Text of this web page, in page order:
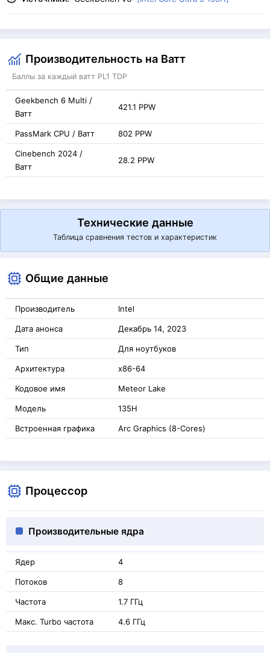
Производительность на Ватт
Баллы за каждый ватт PL1 TDP
Geekbench 6 Multi /
Ватт
421.1 PPW
PassMark CPU / Ватт 802 PPW
Cinebench 2024 /
Ватт
28.2 PPW
Технические данные
Таблица сравнения тестов и характеристик
Общие данные
Производитель Intel
Дата анонса Декабрь 14, 2023
Тип Для ноутбуков
Архитектура x86-64
Кодовое имя Meteor Lake
Модель 135H
Встроенная графика Arc Graphics (8-Cores)
Процессор
Производительные ядра
Ядер 4
Потоков 8
Частота 1.7 ГГц
Макс. Turbo частота 4.6 ГГц